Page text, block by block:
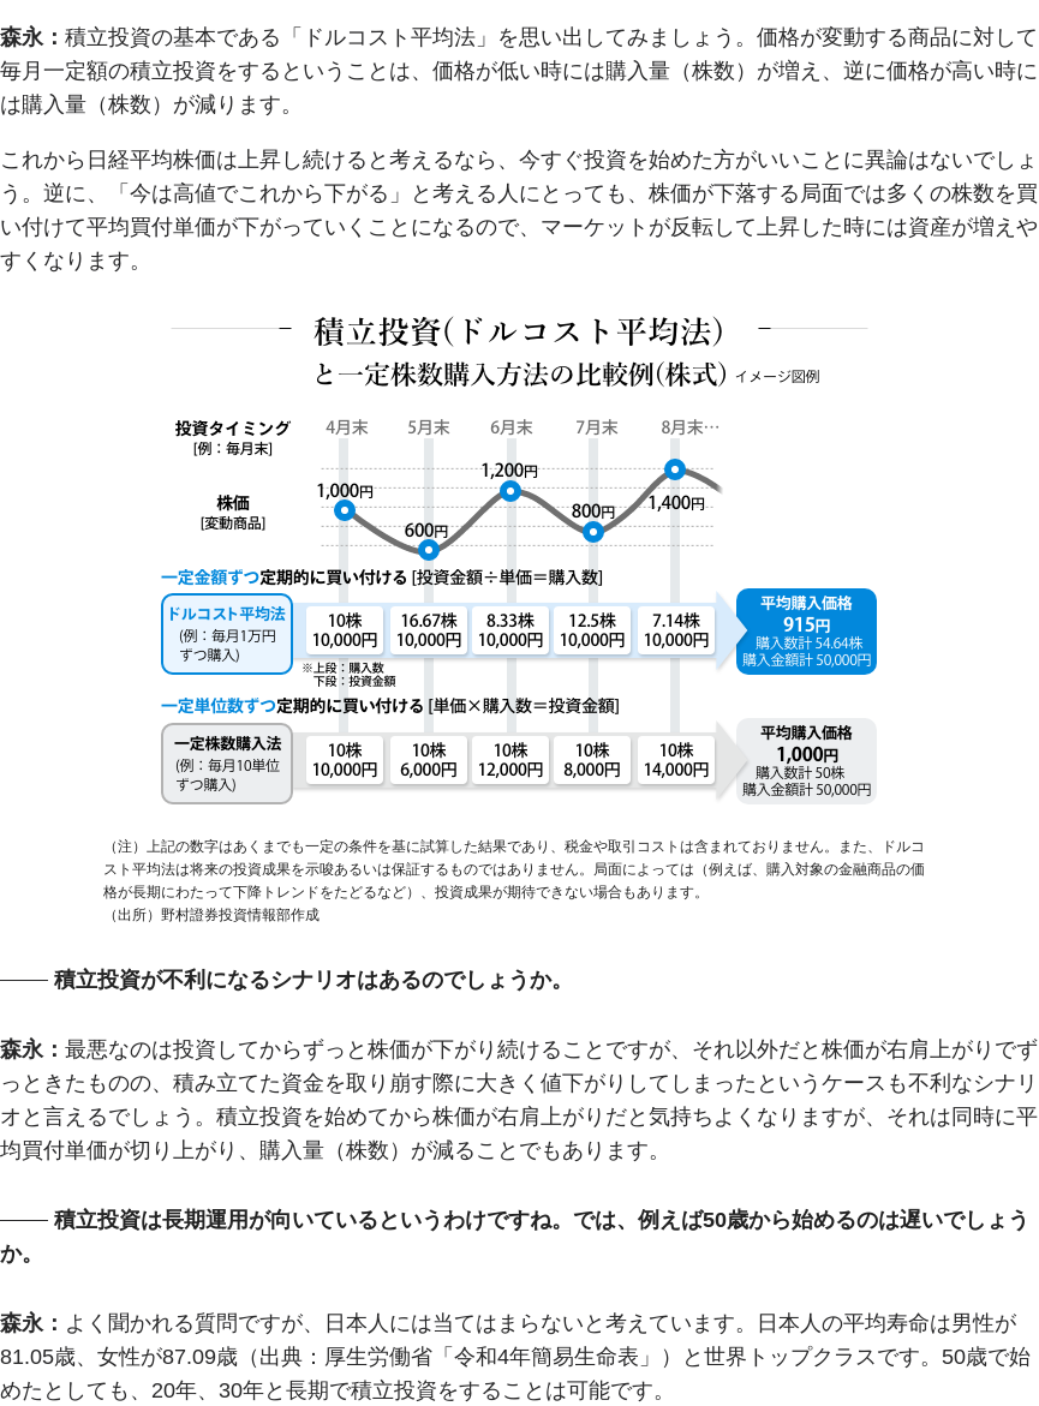
森永： 積立投資の基本である「ドルコスト平均法」を思い出してみましょう。価格が変動する商品に対して
毎月一定額の積立投資をするということは、価格が低い時には購入量（株数）が増え、逆に価格が高い時に
は購入量（株数）が減ります。
これから日経平均株価は上昇し続けると考えるなら、今すぐ投資を始めた方がいいことに異論はないでしょ
う。逆に、「今は高値でこれから下がる」と考える人にとっても、株価が下落する局面では多くの株数を買
い付けて平均買付単価が下がっていくことになるので、マーケットが反転して上昇した時には資産が増えや
すくなります。
（注）上記の数字はあくまでも一定の条件を基に試算した結果であり、税金や取引コストは含まれておりません。また、ドルコ
スト平均法は将来の投資成果を示唆あるいは保証するものではありません。局面によっては（例えば、購入対象の金融商品の価
格が長期にわたって下降トレンドをたどるなど）、投資成果が期待できない場合もあります。
（出所）野村證券投資情報部作成
積立投資が不利になるシナリオはあるのでしょうか。
森永： 最悪なのは投資してからずっと株価が下がり続けることですが、それ以外だと株価が右肩上がりでず
っときたものの、積み立てた資金を取り崩す際に大きく値下がりしてしまったというケースも不利なシナリ
オと言えるでしょう。積立投資を始めてから株価が右肩上がりだと気持ちよくなりますが、それは同時に平
均買付単価が切り上がり、購入量（株数）が減ることでもあります。
積立投資は長期運用が向いているというわけですね。では、例えば50歳から始めるのは遅いでしょう
か。
森永： よく聞かれる質問ですが、日本人には当てはまらないと考えています。日本人の平均寿命は男性が
81.05歳、女性が87.09歳（出典：厚生労働省「令和4年簡易生命表」）と世界トップクラスです。50歳で始
めたとしても、20年、30年と長期で積立投資をすることは可能です。